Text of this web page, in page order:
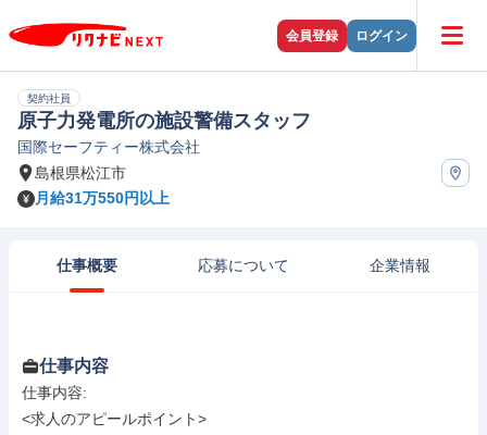
会員登録 ログイン
契約社員
原子力発電所の施設警備スタッフ
国際セーフティー株式会社
島根県松江市
月給31万550円以上
仕事概要 応募について 企業情報
仕事内容
仕事内容:
<求人のアピールポイント>